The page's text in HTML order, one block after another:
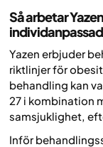
Så arbetar
Yazen erbjuder
riktlinjer för
behandling kan
27 i kombination
samsjuklighet,
Inför